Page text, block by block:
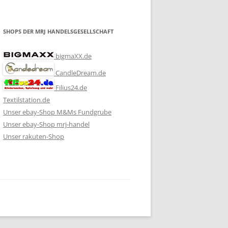
SHOPS DER MRJ HANDELSGESELLSCHAFT
bigmaXX.de
CandleDream.de
Filius24.de
Textilstation.de
Unser ebay-Shop M&Ms Fundgrube
Unser ebay-Shop mrj-handel
Unser rakuten-Shop